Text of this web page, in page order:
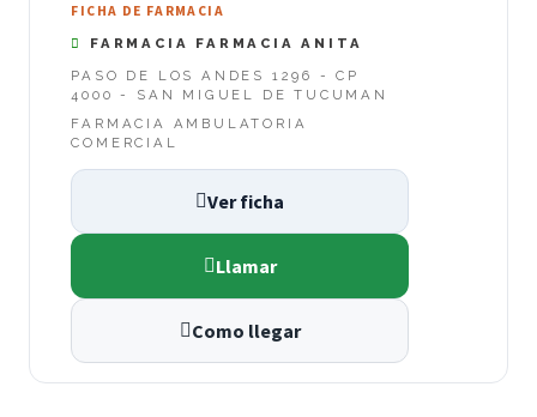
FICHA DE FARMACIA
FARMACIA FARMACIA ANITA
PASO DE LOS ANDES 1296 - CP
4000 - SAN MIGUEL DE TUCUMAN
FARMACIA AMBULATORIA
COMERCIAL
Ver ficha
Llamar
Como llegar